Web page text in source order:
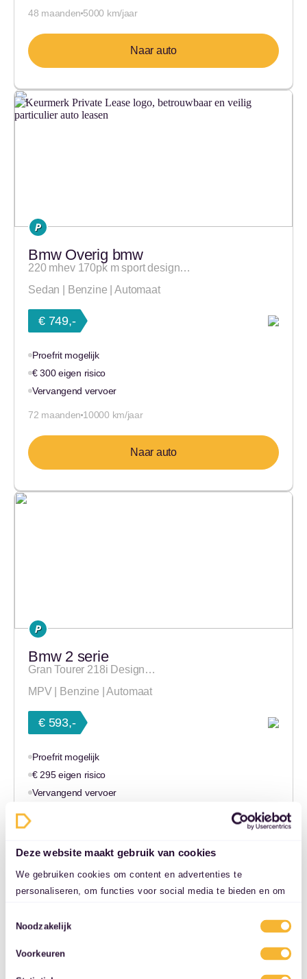
Deze website maakt gebruik van cookies
We gebruiken cookies om content en advertenties te
personaliseren, om functies voor social media te bieden en om
uw gebruik van onze site met onze partners voor social media,
combineren met andere informatie die u aan ze heeft verstrekt
of die ze hebben verzameld op basis van uw gebruik van hun
Toestemmingsselectie
Noodzakelijk
Voorkeuren
48 maanden 5000 km/jaar
Naar auto
Bmw Overig bmw
220 mhev 170pk m sport design…
Sedan | Benzine | Automaat
€ 749,-
Proefrit mogelijk
€ 300 eigen risico
Vervangend vervoer
72 maanden 10000 km/jaar
Naar auto
Bmw 2 serie
Gran Tourer 218i Design…
MPV | Benzine | Automaat
€ 593,-
Proefrit mogelijk
€ 295 eigen risico
Vervangend vervoer
48 maanden
Naar auto